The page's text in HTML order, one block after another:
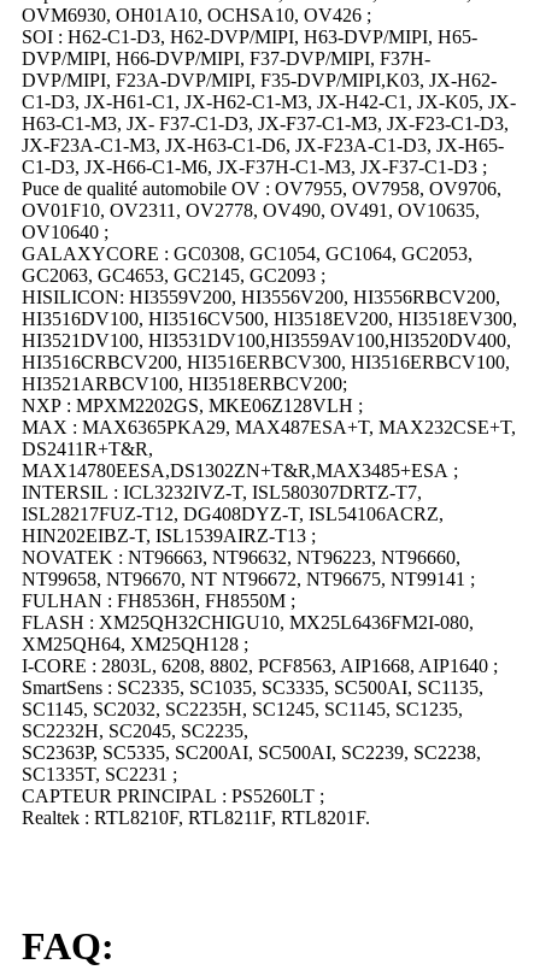
OVM6930, OH01A10, OCHSA10, OV426 ;
SOI : H62-C1-D3, H62-DVP/MIPI, H63-DVP/MIPI, H65-
DVP/MIPI, H66-DVP/MIPI, F37-DVP/MIPI, F37H-
DVP/MIPI, F23A-DVP/MIPI, F35-DVP/MIPI,K03, JX-H62-
C1-D3, JX-H61-C1, JX-H62-C1-M3, JX-H42-C1, JX-K05, JX-
H63-C1-M3, JX- F37-C1-D3, JX-F37-C1-M3, JX-F23-C1-D3,
JX-F23A-C1-M3, JX-H63-C1-D6, JX-F23A-C1-D3, JX-H65-
C1-D3, JX-H66-C1-M6, JX-F37H-C1-M3, JX-F37-C1-D3 ;
Puce de qualité automobile OV : OV7955, OV7958, OV9706,
OV01F10, OV2311, OV2778, OV490, OV491, OV10635,
OV10640 ;
GALAXYCORE : GC0308, GC1054, GC1064, GC2053,
GC2063, GC4653, GC2145, GC2093 ;
HISILICON: HI3559V200, HI3556V200, HI3556RBCV200,
HI3516DV100, HI3516CV500, HI3518EV200, HI3518EV300,
HI3521DV100, HI3531DV100,HI3559AV100,HI3520DV400,
HI3516CRBCV200, HI3516ERBCV300, HI3516ERBCV100,
HI3521ARBCV100, HI3518ERBCV200;
NXP : MPXM2202GS, MKE06Z128VLH ;
MAX : MAX6365PKA29, MAX487ESA+T, MAX232CSE+T,
DS2411R+T&R,
MAX14780EESA,DS1302ZN+T&R,MAX3485+ESA ;
INTERSIL : ICL3232IVZ-T, ISL580307DRTZ-T7,
ISL28217FUZ-T12, DG408DYZ-T, ISL54106ACRZ,
HIN202EIBZ-T, ISL1539AIRZ-T13 ;
NOVATEK : NT96663, NT96632, NT96223, NT96660,
NT99658, NT96670, NT NT96672, NT96675, NT99141 ;
FULHAN : FH8536H, FH8550M ;
FLASH : XM25QH32CHIGU10, MX25L6436FM2I-080,
XM25QH64, XM25QH128 ;
I-CORE : 2803L, 6208, 8802, PCF8563, AIP1668, AIP1640 ;
SmartSens : SC2335, SC1035, SC3335, SC500AI, SC1135,
SC1145, SC2032, SC2235H, SC1245, SC1145, SC1235,
SC2232H, SC2045, SC2235,
SC2363P, SC5335, SC200AI, SC500AI, SC2239, SC2238,
SC1335T, SC2231 ;
CAPTEUR PRINCIPAL : PS5260LT ;
Realtek : RTL8210F, RTL8211F, RTL8201F.
FAQ: